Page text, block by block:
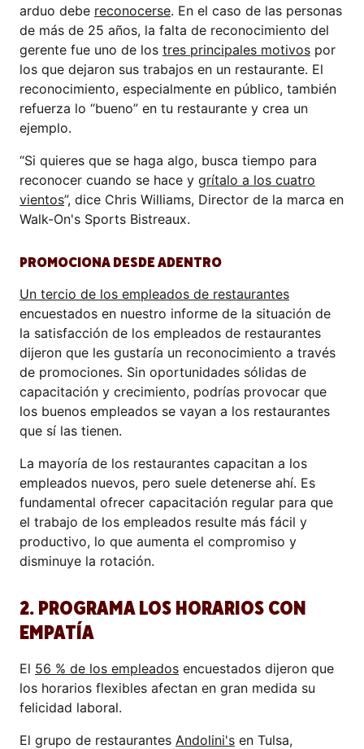
arduo debe reconocerse. En el caso de las personas
de más de 25 años, la falta de reconocimiento del
gerente fue uno de los tres principales motivos por
los que dejaron sus trabajos en un restaurante. El
reconocimiento, especialmente en público, también
refuerza lo “bueno” en tu restaurante y crea un
ejemplo.
“Si quieres que se haga algo, busca tiempo para
reconocer cuando se hace y grítalo a los cuatro
vientos”, dice Chris Williams, Director de la marca en
Walk-On's Sports Bistreaux.
PROMOCIONA DESDE ADENTRO
Un tercio de los empleados de restaurantes
encuestados en nuestro informe de la situación de
la satisfacción de los empleados de restaurantes
dijeron que les gustaría un reconocimiento a través
de promociones. Sin oportunidades sólidas de
capacitación y crecimiento, podrías provocar que
los buenos empleados se vayan a los restaurantes
que sí las tienen.
La mayoría de los restaurantes capacitan a los
empleados nuevos, pero suele detenerse ahí. Es
fundamental ofrecer capacitación regular para que
el trabajo de los empleados resulte más fácil y
productivo, lo que aumenta el compromiso y
disminuye la rotación.
2. PROGRAMA LOS HORARIOS CON
EMPATÍA
El 56 % de los empleados encuestados dijeron que
los horarios flexibles afectan en gran medida su
felicidad laboral.
El grupo de restaurantes Andolini's en Tulsa,